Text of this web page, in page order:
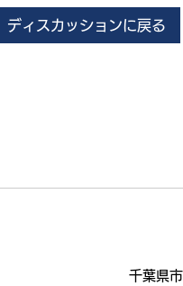
ディスカッションに戻る
千葉県